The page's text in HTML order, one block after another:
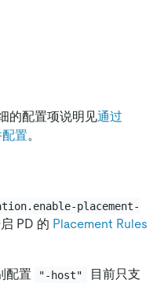
的配置项说明见通过
置。
placement-
启 PD 的 Placement Rules
配置 "-host"
目前只支